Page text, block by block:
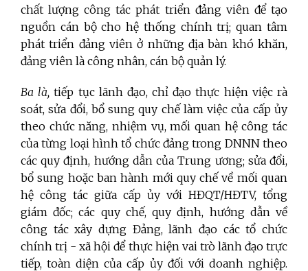
chất lượng công tác phát triển đảng viên để tạo
nguồn cán bộ cho hệ thống chính trị; quan tâm
phát triển đảng viên ở những địa bàn khó khăn,
đảng viên là công nhân, cán bộ quản lý.
Ba là, tiếp tục lãnh đạo, chỉ đạo thực hiện việc rà
soát, sửa đổi, bổ sung quy chế làm việc của cấp ủy
theo chức năng, nhiệm vụ, mối quan hệ công tác
của từng loại hình tổ chức đảng trong DNNN theo
các quy định, hướng dẫn của Trung ương; sửa đổi,
bổ sung hoặc ban hành mới quy chế về mối quan
hệ công tác giữa cấp ủy với HĐQT/HĐTV, tổng
giám đốc; các quy chế, quy định, hướng dẫn về
công tác xây dựng Đảng, lãnh đạo các tổ chức
chính trị - xã hội để thực hiện vai trò lãnh đạo trực
tiếp, toàn diện của cấp ủy đối với doanh nghiệp.